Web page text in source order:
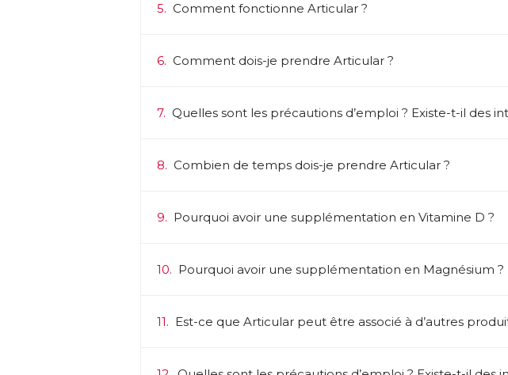
5. Comment fonctionne Articular ?
6. Comment dois-je prendre Articular ?
7. Quelles sont les précautions d’emploi ? Existe-t-il des
8. Combien de temps dois-je prendre Articular ?
9. Pourquoi avoir une supplémentation en Vitamine D ?
10. Pourquoi avoir une supplémentation en Magnésium ?
11. Est-ce que Articular peut être associé à d’autres